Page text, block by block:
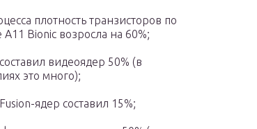
плотность транзисторов по
Bionic возросла на 60%;
видеоядер 50% (в
это много);
ядер составил 15%;